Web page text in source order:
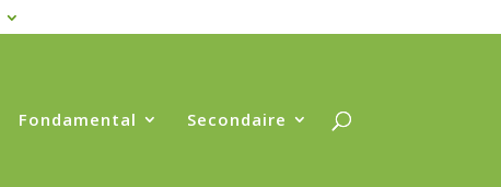
Fondamental Secondaire